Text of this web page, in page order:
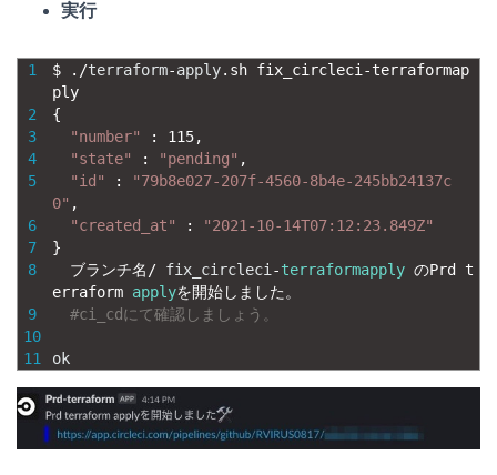
実行
1
2
3
4
5
6
7
8
9
10
11
$ . /terraform-apply. sh fix_circleci -terraformap
ply
{
"number"
: 115,
"state"
: "pending" ,
"id"
:
"79b8e027-207f-4560-8b4e-245bb24137c
0" ,
"created_at"
:
"2021-10-14T07:12:23.849Z"
}
ブランチ名 / fix_circleci -terraformapply のPrd t
erraform applyを開始しました。
#ci_cdにて確認しましょう。
ok